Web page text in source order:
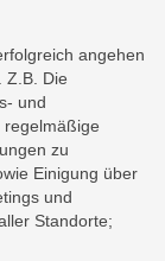
angehen
Z.B. Die
und
regelmäßige
zu
Einigung über
und
Standorte;